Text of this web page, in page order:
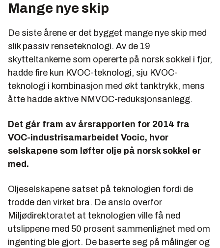
Mange nye skip
De siste årene er det bygget mange nye skip med
slik passiv renseteknologi. Av de 19
skytteltankerne som opererte på norsk sokkel i fjor,
hadde fire kun KVOC-teknologi, sju KVOC-
teknologi i kombinasjon med økt tanktrykk, mens
åtte hadde aktive NMVOC-reduksjonsanlegg.
Det går fram av årsrapporten for 2014 fra
VOC-industrisamarbeidet Vocic, hvor
selskapene som løfter olje på norsk sokkel er
med.
Oljeselskapene satset på teknologien fordi de
trodde den virket bra. De anslo overfor
Miljødirektoratet at teknologien ville få ned
utslippene med 50 prosent sammenlignet med om
ingenting ble gjort. De baserte seg på målinger og